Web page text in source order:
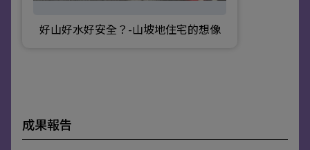
好山好水好安全？-山坡地住宅的想像
成果報告